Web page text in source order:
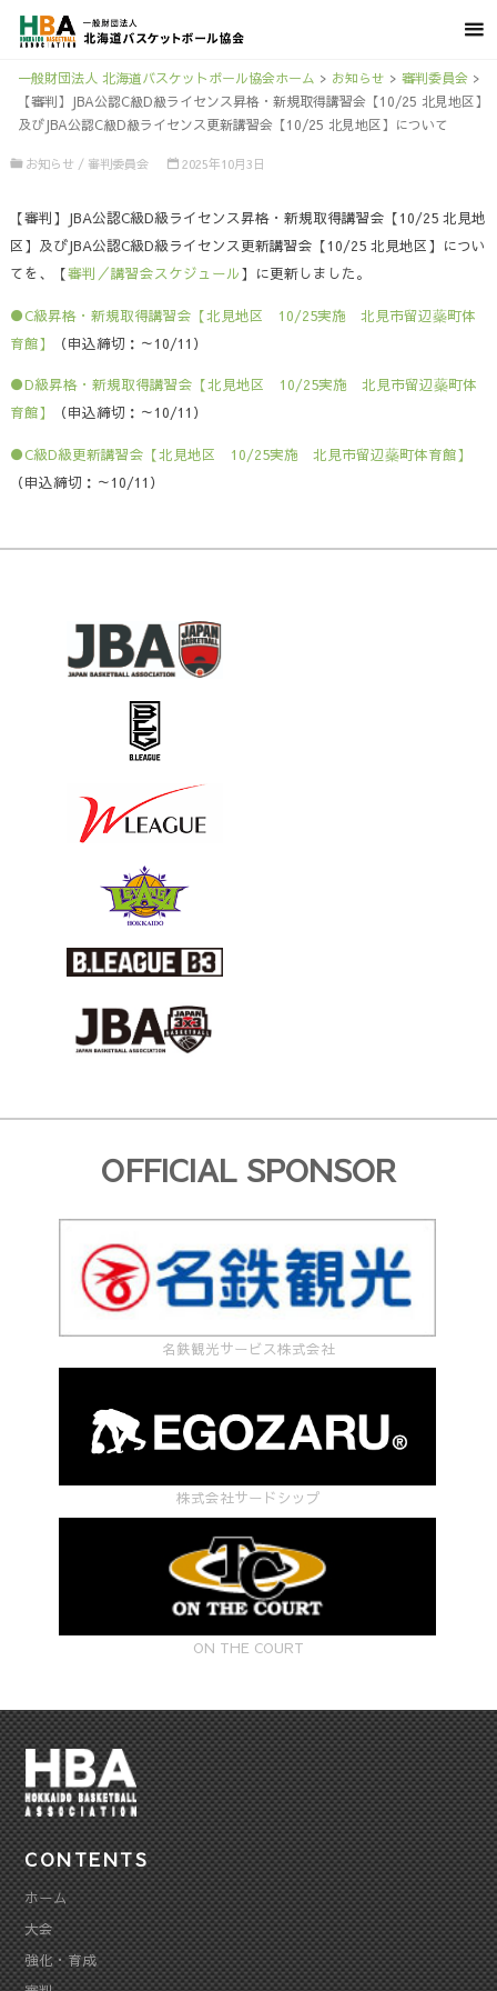
一般財団法人 北海道バスケットボール協会ホーム > お知らせ > 審判委員会>
【審判】JBA公認C級D級ライセンス昇格・新規取得講習会【10/25 北見地区】
及びJBA公認C級D級ライセンス更新講習会【10/25 北見地区】について
お知らせ / 審判委員会 2025年10月3日
【審判】JBA公認C級D級ライセンス昇格・新規取得講習会【10/25 北見地
区】及びJBA公認C級D級ライセンス更新講習会【10/25 北見地区】につい
てを、【審判／講習会スケジュール】に更新しました。
●C級昇格・新規取得講習会【北見地区 10/25実施 北見市留辺蘂町体
育館】
（申込締切：～10/11）
●D級昇格・新規取得講習会【北見地区 10/25実施 北見市留辺蘂町体
育館】
（申込締切：～10/11）
●C級D級更新講習会【北見地区 10/25実施 北見市留辺蘂町体育館】
（申込締切：～10/11）
OFFICIAL SPONSOR
名鉄観光サービス株式会社
株式会社サードシップ
ON THE COURT
CONTENTS
ホーム
大会
強化・育成